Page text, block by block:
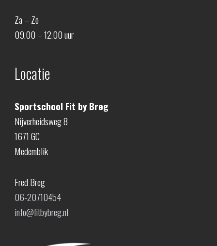
Za – Zo
09.00 – 12.00 uur
Locatie
Sportschool Fit by Breg
Nijverheidsweg 8
1671 GC
Medemblik
Fred Breg
06-20710454
info@fitbybreg.nl